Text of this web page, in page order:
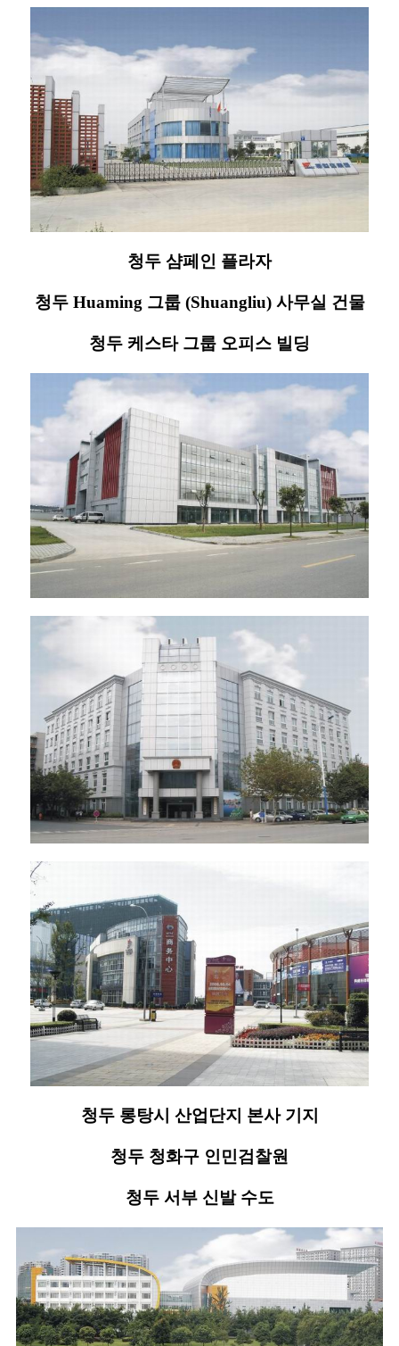
청두 샴페인 플라자
청두 Huaming 그룹 (Shuangliu) 사무실 건물
청두 케스타 그룹 오피스 빌딩
청두 롱탕시 산업단지 본사 기지
청두 청화구 인민검찰원
청두 서부 신발 수도